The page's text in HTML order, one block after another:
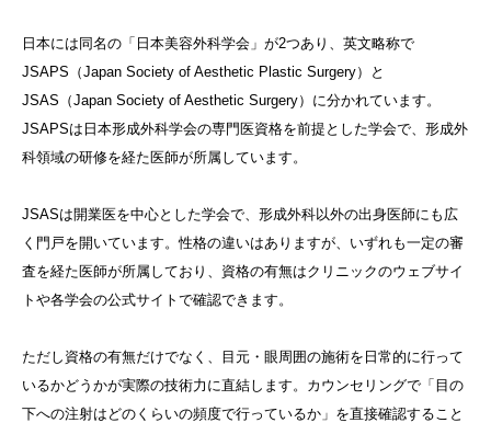
日本には同名の「日本美容外科学会」が2つあり、英文略称で
JSAPS（Japan Society of Aesthetic Plastic Surgery）と
JSAS（Japan Society of Aesthetic Surgery）に分かれています。
JSAPSは日本形成外科学会の専門医資格を前提とした学会で、形成外
科領域の研修を経た医師が所属しています。
JSASは開業医を中心とした学会で、形成外科以外の出身医師にも広
く門戸を開いています。性格の違いはありますが、いずれも一定の審
査を経た医師が所属しており、資格の有無はクリニックのウェブサイ
トや各学会の公式サイトで確認できます。
ただし資格の有無だけでなく、目元・眼周囲の施術を日常的に行って
いるかどうかが実際の技術力に直結します。カウンセリングで「目の
下への注射はどのくらいの頻度で行っているか」を直接確認すること